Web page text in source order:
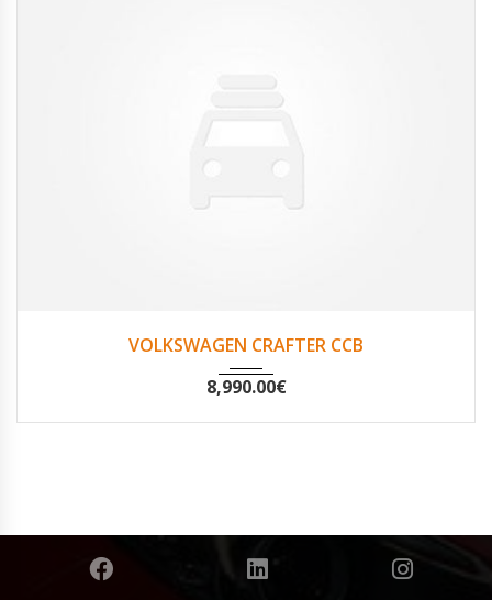
VOLKSWAGEN CRAFTER CCB
8,990.00€